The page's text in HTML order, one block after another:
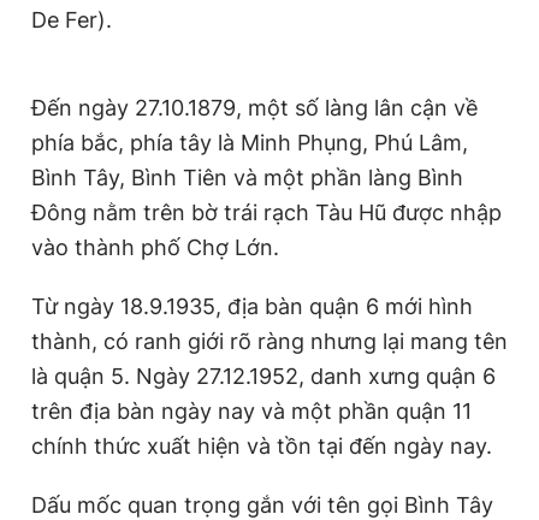
De Fer).
Đến ngày 27.10.1879, một số làng lân cận về
phía bắc, phía tây là Minh Phụng, Phú Lâm,
Bình Tây, Bình Tiên và một phần làng Bình
Đông nằm trên bờ trái rạch Tàu Hũ được nhập
vào thành phố Chợ Lớn.
Từ ngày 18.9.1935, địa bàn quận 6 mới hình
thành, có ranh giới rõ ràng nhưng lại mang tên
là quận 5. Ngày 27.12.1952, danh xưng quận 6
trên địa bàn ngày nay và một phần quận 11
chính thức xuất hiện và tồn tại đến ngày nay.
Dấu mốc quan trọng gắn với tên gọi Bình Tây